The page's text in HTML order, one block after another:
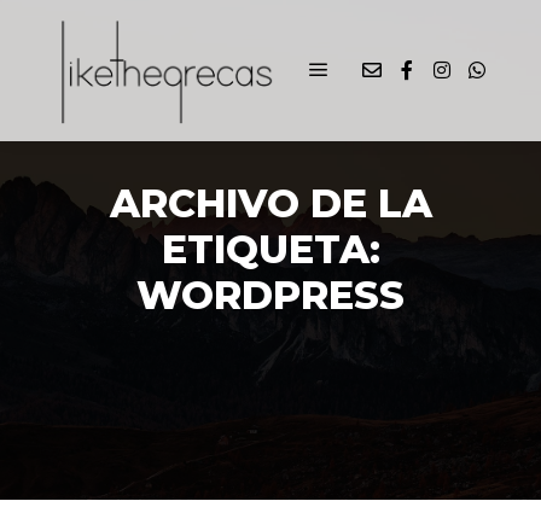
ARCHIVO DE LA
ETIQUETA:
WORDPRESS